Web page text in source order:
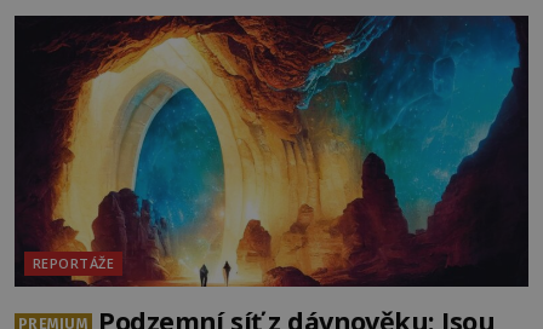
Švýcarska, tomuto místu se rozhodně vyhněte.
Silniční tunel sv. Gottharda je t
REPORTÁŽE
PREMIUM
Podzemní síť z dávnověku: Jsou